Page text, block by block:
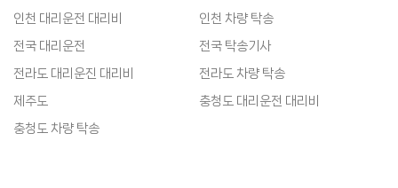
인천 대리운전 대리비
인천 차량 탁송
전국 대리운전
전국 탁송기사
전라도 대리운진 대리비
전라도 차량 탁송
제주도
충청도 대리운전 대리비
충청도 차량 탁송